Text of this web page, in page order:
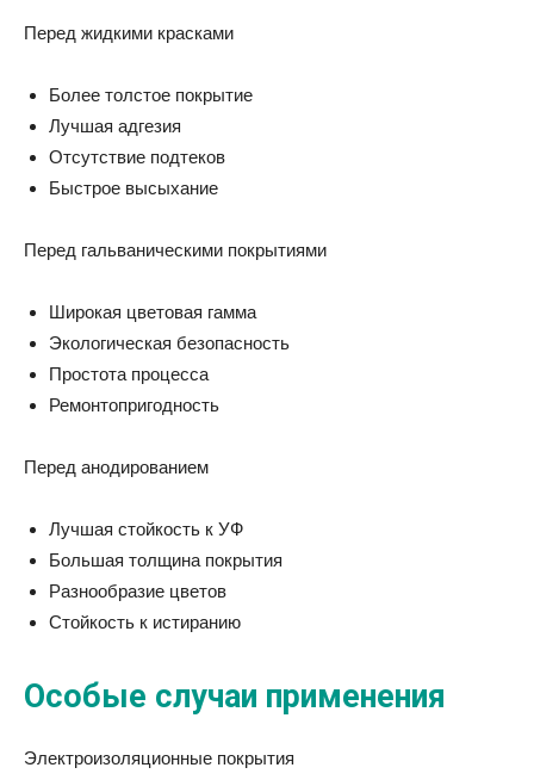
Перед жидкими красками
Более толстое покрытие
Лучшая адгезия
Отсутствие подтеков
Быстрое высыхание
Перед гальваническими покрытиями
Широкая цветовая гамма
Экологическая безопасность
Простота процесса
Ремонтопригодность
Перед анодированием
Лучшая стойкость к УФ
Большая толщина покрытия
Разнообразие цветов
Стойкость к истиранию
Особые случаи применения
Электроизоляционные покрытия